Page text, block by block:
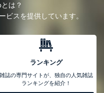
は？
ビスを提供しています。
ランキング
雑誌の専門サイトが、独自の人気雑誌
ランキングを紹介！